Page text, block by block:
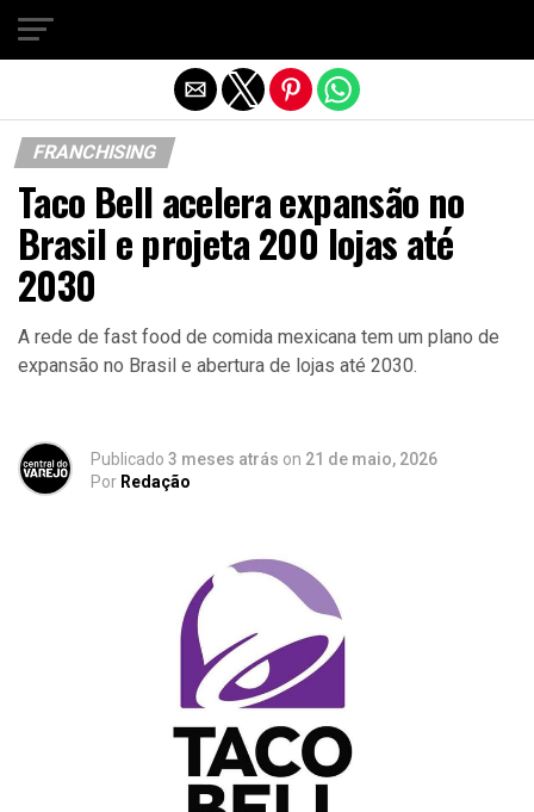
FRANCHISING
Taco Bell acelera expansão no
Brasil e projeta 200 lojas até
2030
A rede de fast food de comida mexicana tem um plano de
expansão no Brasil e abertura de lojas até 2030.
Publicado 3 meses atrás on 21 de maio, 2026
Por Redação